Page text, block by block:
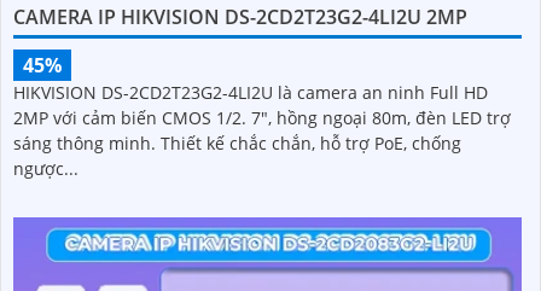
CAMERA IP HIKVISION DS-2CD2T23G2-4LI2U 2MP
45%
HIKVISION DS-2CD2T23G2-4LI2U là camera an ninh Full HD
2MP với cảm biến CMOS 1/2. 7", hồng ngoại 80m, đèn LED trợ
sáng thông minh. Thiết kế chắc chắn, hỗ trợ PoE, chống
ngược...